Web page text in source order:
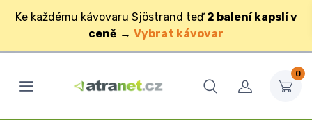
Ke každému kávovaru Sjöstrand teď 2 balení kapslí v
ceně → Vybrat kávovar
0